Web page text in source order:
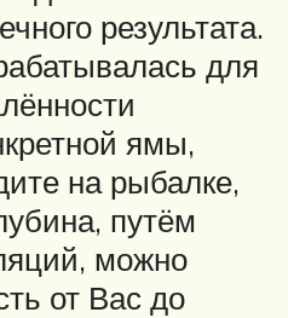
результата.
для
ямы,
на рыбалке,
путём
можно
от Вас до